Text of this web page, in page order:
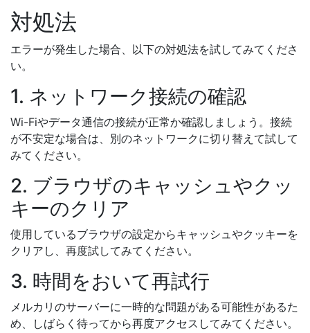
対処法
エラーが発生した場合、以下の対処法を試してみてくださ
い。
1. ネットワーク接続の確認
Wi-Fiやデータ通信の接続が正常か確認しましょう。接続
が不安定な場合は、別のネットワークに切り替えて試して
みてください。
2. ブラウザのキャッシュやクッ
キーのクリア
使用しているブラウザの設定からキャッシュやクッキーを
クリアし、再度試してみてください。
3. 時間をおいて再試行
メルカリのサーバーに一時的な問題がある可能性があるた
め、しばらく待ってから再度アクセスしてみてください。